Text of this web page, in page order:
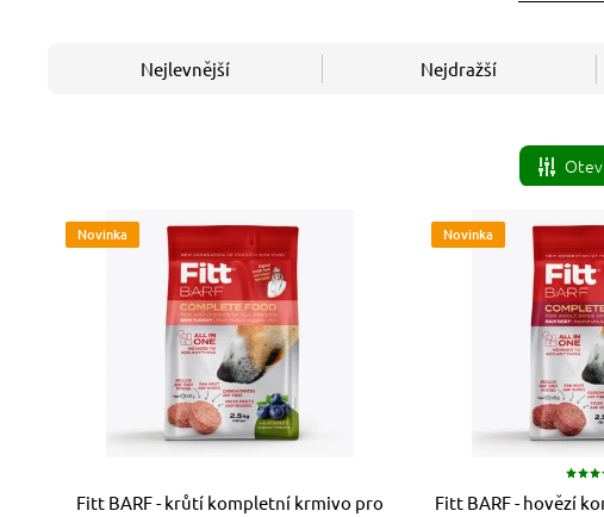
Nejlevnější Nejdražší
Novinka
Fitt BARF - krůtí kompletní krmivo pro
Novinka
Fitt BARF - hovězí